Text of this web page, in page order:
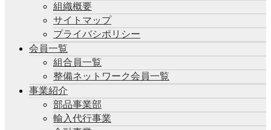
組織概要
サイトマップ
プライバシポリシー
会員一覧
組合員一覧
整備ネットワーク会員一覧
事業紹介
部品事業部
輸入代行事業